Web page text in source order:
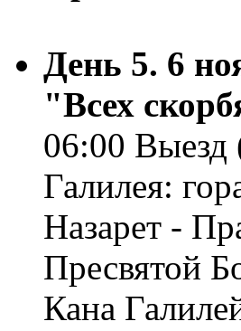
День 5. 6
"Всех
06:00 Выезд
Галилея:
Назарет -
Пресвятой
Кана